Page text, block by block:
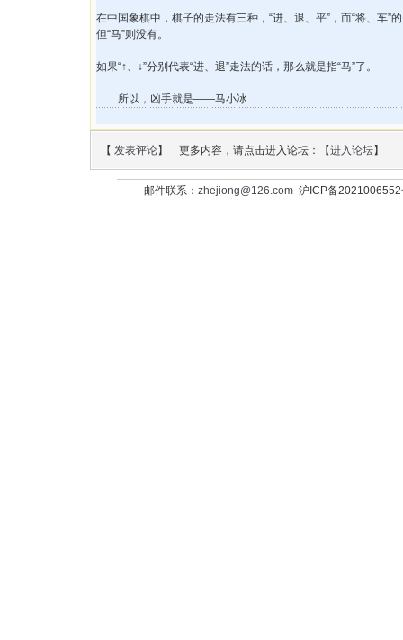
在中国象棋中，棋子的走法有三种，“进、退、平”，而“将、车”
但“马”则没有。
如果“↑、↓”分别代表“进、退”走法的话，那么就是指“马”了。
所以，凶手就是——马小冰
【 发表评论】 更多内容，请点击进入论坛：【进入论坛】
邮件联系： zhejiong@126.com沪ICP备